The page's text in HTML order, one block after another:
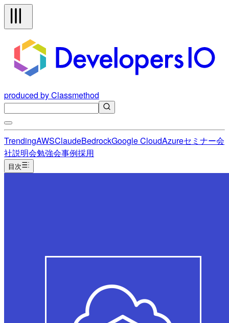
produced by Classmethod
TrendingAWSClaudeBedrockGoogle CloudAzureセミナー会
社説明会勉強会事例採用
目次